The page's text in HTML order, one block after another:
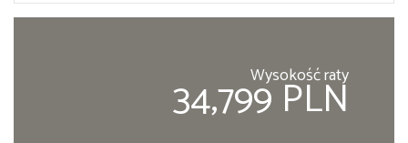
Wysokość raty
34,799 PLN